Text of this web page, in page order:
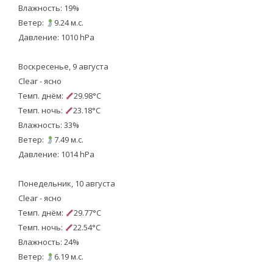
Влажность: 19%
Ветер:
9.24 м.с.
Давление: 1010 hPa
Воскресенье, 9 августа
Clear - ясно
Темп. днём:
29.98°C
Темп. ночь:
23.18°C
Влажность: 33%
Ветер:
7.49 м.с.
Давление: 1014 hPa
Понедельник, 10 августа
Clear - ясно
Темп. днём:
29.77°C
Темп. ночь:
22.54°C
Влажность: 24%
Ветер:
6.19 м.с.